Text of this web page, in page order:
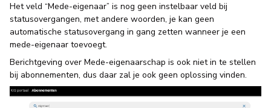
Het veld “Mede-eigenaar” is nog geen instelbaar veld bij
statusovergangen, met andere woorden, je kan geen
automatische statusovergang in gang zetten wanneer je een
mede-eigenaar toevoegt.
Berichtgeving over Mede-eigenaarschap is ook niet in te stellen
bij abonnementen, dus daar zal je ook geen oplossing vinden.